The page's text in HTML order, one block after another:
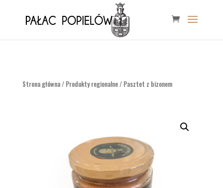
Strona główna/ Produkty regionalne/ Pasztet z bizonem